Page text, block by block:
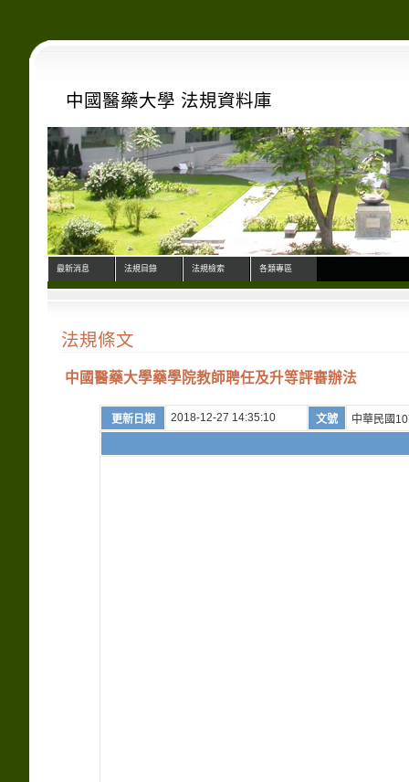
中國醫藥大學 法規資料庫
最新消息 法規目錄 法規檢索 各類專區
法規條文
中國醫藥大學藥學院教師聘任及升等評審辦法
更新日期 2018-12-27 14:35:10 文號 中華民國